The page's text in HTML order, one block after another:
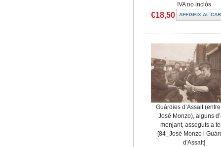
IVA no inclòs
€18,50
Guàrdies d’Assalt
José Monzo), alguns
menjant, asseguts a
[84_José Monzo i
d'Assalt]